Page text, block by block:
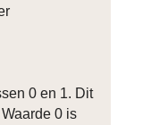
0 en 1. Dit
0 is